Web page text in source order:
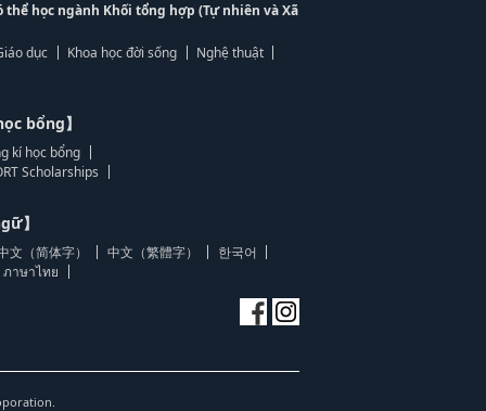
thể học ngành Khối tổng hợp (Tự nhiên và Xã
dục Khoa học đời sống Nghệ thuật
bổng】
kí học bổng
Scholarships
】
文（简体字） 中文（繁體字）
한국어
ภาษาไทย